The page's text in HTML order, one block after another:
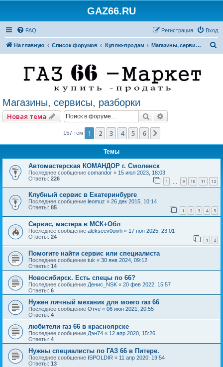
GAZ66.RU
FAQ Вход
Регистрация
На главную Список форумов Куплю-продам Магазины, сервисы, разборки
Магазины, сервисы, разборки
Новая тема Поиск
157 тем 1 2 3 4 5 6
Темы
Автомастерская КОМАНДОР г. Смоленск
Последнее сообщение comandor « 15 июл 2023, 18:03
Ответы: 226 1 9 10 11 12
Клубный сервис в Екатеринбурге
Последнее сообщение leomuz « 26 дек 2015, 10:14
Ответы: 85 1 2 3 4 5
Сервис, мастера в МСК+Обл
Последнее сообщение alekseev0oivh « 17 ноя 2025, 23:01
Ответы: 24 1 2
Помогите найти сервис или специалиста
Последнее сообщение tuk « 30 янв 2024, 09:12
Ответы: 14
Новосибирск. Есть спецы по 66?
Последнее сообщение Денис_NSK « 20 фев 2022, 15:57
Ответы: 6
Нужен личный механик для моего газ 66
Последнее сообщение Отче « 06 июн 2021, 20:55
Ответы: 4
любители газ 66 в красноярске
Последнее сообщение Дэн74 « 12 апр 2020, 15:26
Ответы: 4
Нужны специалисты по ГАЗ 66 в Питере.
Последнее сообщение ISPOLDIR « 11 апр 2020, 19:54
Ответы: 13